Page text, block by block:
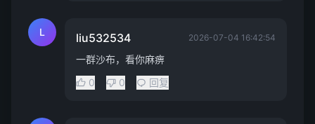
L liu532534 2026-07-04 16:42:54
一群沙布，看你麻痹
0
0 回复